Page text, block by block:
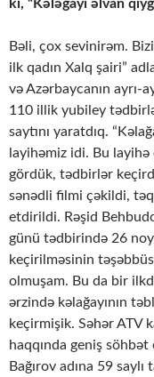
ki, “Kələğayı əlvan
Bəli, çox sevinirəm.
ilk qadın Xalq şairi”
və Azərbaycanın ayrı-
110 illik yubiley
saytını yaratdıq.
layihəmiz idi. Bu
gördük, tədbirlər
sənədli filmi çəkildi,
etdirildi. Rəşid
günü tədbirində 26
keçirilməsinin
olmuşam. Bu da bir
ərzində kəlağayının
keçirmişik. Səhər ATV
haqqında geniş
Bağırov adına 59